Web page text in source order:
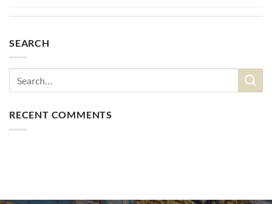
SEARCH
RECENT COMMENTS